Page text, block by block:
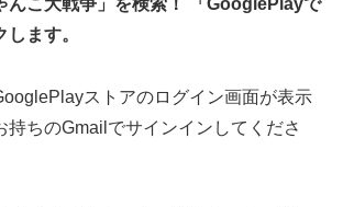
んこ大戦争」を検索！ 「GooglePlayで
ます。
ストアのログイン画面が表示
持ちのGmailでサインインしてくださ